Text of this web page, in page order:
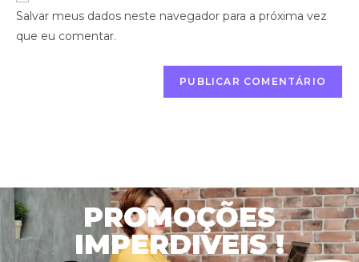
Salvar meus dados neste navegador para a próxima vez
que eu comentar.
PROMOÇÕES
IMPERDIVEIS !